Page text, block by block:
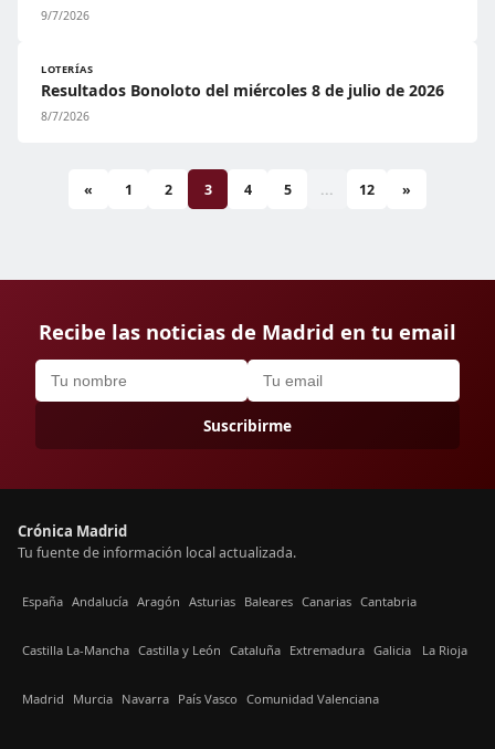
9/7/2026
LOTERÍAS
Resultados Bonoloto del miércoles 8 de julio de 2026
8/7/2026
« 1 2 3 4 5 ... 12 »
Recibe las noticias de Madrid en tu email
Suscribirme
Crónica Madrid
Tu fuente de información local actualizada.
España Andalucía Aragón Asturias Baleares Canarias Cantabria
Castilla La-Mancha Castilla y León Cataluña Extremadura Galicia La Rioja
Madrid Murcia Navarra País Vasco Comunidad Valenciana